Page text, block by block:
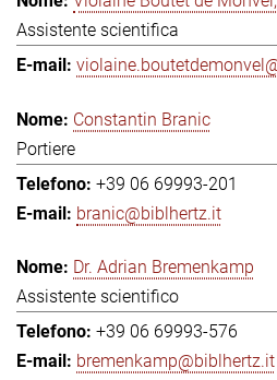
Assistente scientifica
Constantin Branic
Portiere
+39 06 69993-201
branic@biblhertz.it
Dr. Adrian Bremenkamp
Assistente scientifico
+39 06 69993-576
bremenkamp@biblhertz.it